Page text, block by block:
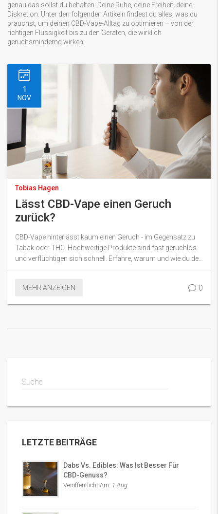
genau das sollst du behalten: Deine Ruhe, deine Freiheit, deine
Diskretion. Unter den folgenden Artikeln findest du alles, was du
brauchst, um deinen CBD-Vape-Alltag zu optimieren – von der
richtigen Flüssigkeit bis zu den Geräten, die wirklich
geruchsmindernd wirken.
1
NOV
Tobias Hagen
Lässt CBD-Vape einen Geruch
zurück?
CBD-Vape hinterlässt kaum einen Geruch - im Gegensatz zu
Tabak oder THC. Hochwertige Produkte sind fast geruchlos
und verflüchtigen sich schnell. Erfahre, warum und wie du den
Duft noch weiter minimierst.
MEHR ANZEIGEN 0
Suche
LETZTE BEITRÄGE
Dabs Vs. Edibles: Was Ist Besser Für
CBD-Genuss?
Veröffentlicht Am: 1 Aug